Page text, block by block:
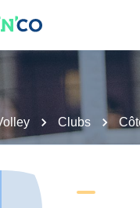
Clubs